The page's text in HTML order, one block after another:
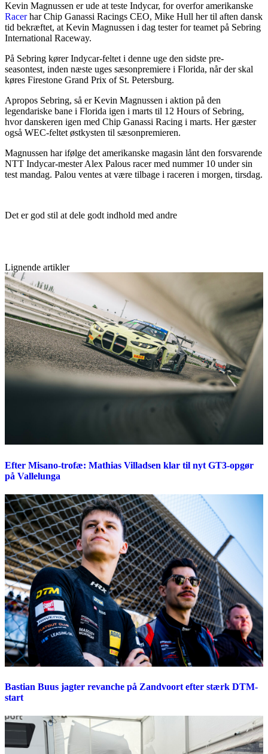
Kevin Magnussen er ude at teste Indycar, for overfor amerikanske
Racerhar Chip Ganassi Racings CEO, Mike Hull her til aften dansk
tid bekræftet, at Kevin Magnussen i dag tester for teamet på Sebring
International Raceway.
På Sebring kører Indycar-feltet i denne uge den sidste pre-
seasontest, inden næste uges sæsonpremiere i Florida, når der skal
køres Firestone Grand Prix of St. Petersburg.
Apropos Sebring, så er Kevin Magnussen i aktion på den
legendariske bane i Florida igen i marts til 12 Hours of Sebring,
hvor danskeren igen med Chip Ganassi Racing i marts. Her gæster
også WEC-feltet østkysten til sæsonpremieren.
Magnussen har ifølge det amerikanske magasin lånt den forsvarende
NTT Indycar-mester Alex Palous racer med nummer 10 under sin
test mandag. Palou ventes at være tilbage i raceren i morgen, tirsdag.
Det er god stil at dele godt indhold med andre
Lignende artikler
Efter Misano-trofæ: Mathias Villadsen klar til nyt GT3-opgør
på Vallelunga
Bastian Buus jagter revanche på Zandvoort efter stærk DTM-
start